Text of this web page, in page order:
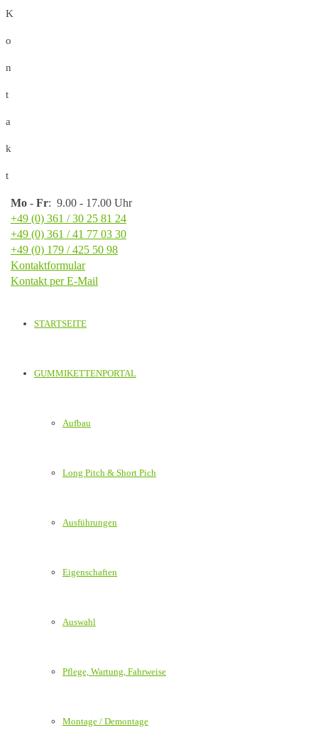
K
o
n
t
a
k
t
Mo - Fr: 9.00 - 17.00 Uhr
+49 (0) 361 / 30 25 81 24
+49 (0) 361 / 41 77 03 30
+49 (0) 179 / 425 50 98
Kontaktformular
Kontakt per E-Mail
STARTSEITE
GUMMIKETTENPORTAL
Aufbau
Long Pitch & Short Pich
Ausführungen
Eigenschaften
Auswahl
Pflege, Wartung, Fahrweise
Montage / Demontage